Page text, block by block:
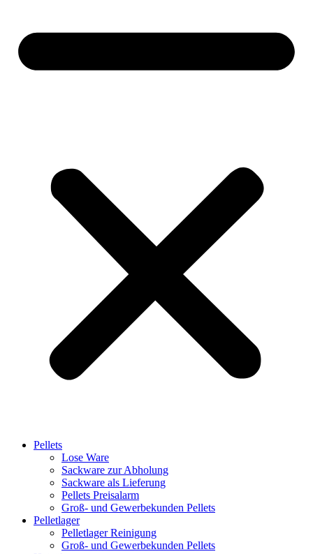
Pellets
Lose Ware
Sackware zur Abholung
Sackware als Lieferung
Pellets Preisalarm
Groß- und Gewerbekunden Pellets
Pelletlager
Pelletlager Reinigung
Groß- und Gewerbekunden Pellets